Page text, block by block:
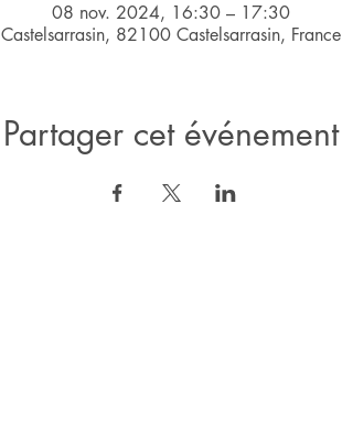
08 nov. 2024, 16:30 – 17:30
Castelsarrasin, 82100 Castelsarrasin, France
Partager cet événement